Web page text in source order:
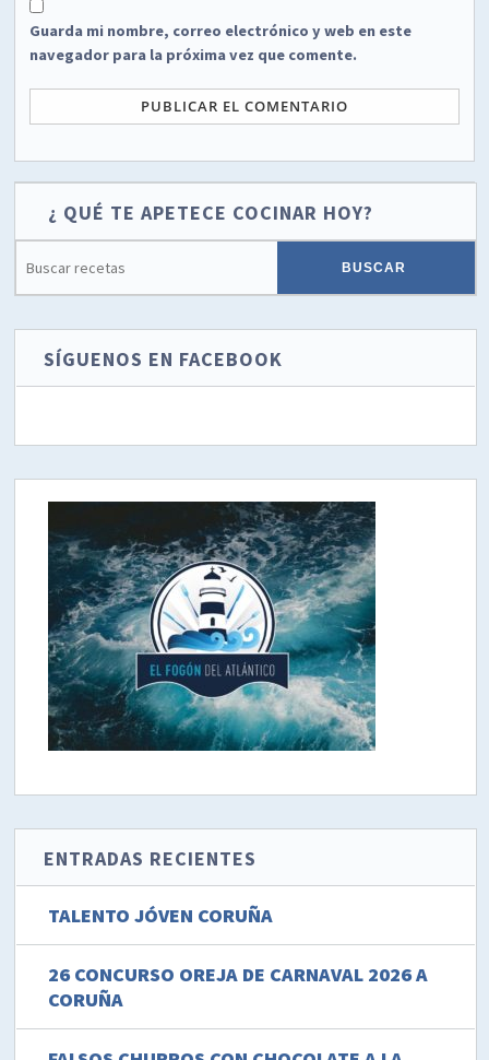
Guarda mi nombre, correo electrónico y web en este
navegador para la próxima vez que comente.
¿ QUÉ TE APETECE COCINAR HOY?
SÍGUENOS EN FACEBOOK
ENTRADAS RECIENTES
TALENTO JÓVEN CORUÑA
26 CONCURSO OREJA DE CARNAVAL 2026 A
CORUÑA